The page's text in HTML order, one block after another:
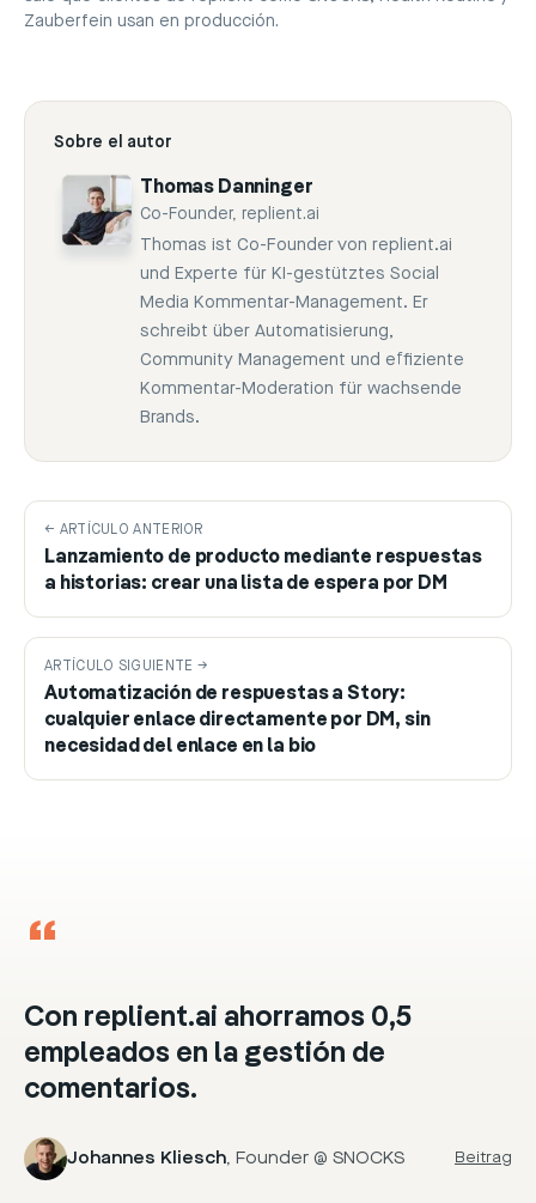
Zauberfein usan en producción.
Sobre el autor
Thomas Danninger
Co-Founder, replient.ai
Thomas ist Co-Founder von replient.ai
und Experte für KI-gestütztes Social
Media Kommentar-Management. Er
schreibt über Automatisierung,
Community Management und effiziente
Kommentar-Moderation für wachsende
Brands.
← ARTÍCULO ANTERIOR
Lanzamiento de producto mediante respuestas
a historias: crear una lista de espera por DM
ARTÍCULO SIGUIENTE →
Automatización de respuestas a Story:
cualquier enlace directamente por DM, sin
necesidad del enlace en la bio
“
Con replient.ai ahorramos 0,5
empleados en la gestión de
comentarios.
Johannes Kliesch, Founder @ SNOCKS Beitrag